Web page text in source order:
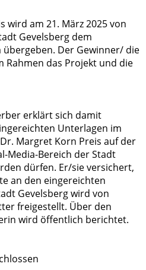
wird am 21. März 2025 von
Gevelsberg dem
Der Gewinner/ die
Rahmen das Projekt und die
erklärt sich damit
Unterlagen im
Margret Korn Preis auf der
Media-Bereich der Stadt
dürfen. Er/sie versichert,
an den eingereichten
Gevelsberg wird von
freigestellt. Über den
wird öffentlich berichtet.